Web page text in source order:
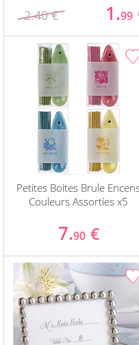
2.40 € 1.99
Petites Boites Brule
Couleurs Assorties x5
7.90 €